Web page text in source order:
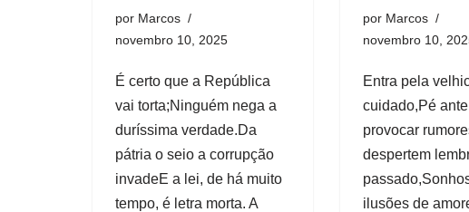
por Marcos
novembro 10, 2025
É certo que a República
vai torta;Ninguém nega a
duríssima verdade.Da
pátria o seio a corrupção
invadeE a lei, de há muito
tempo, é letra morta. A
por Marcos
novembro 10,
Entra pela
cuidado,Pé
provocar
despertem
ilusões de